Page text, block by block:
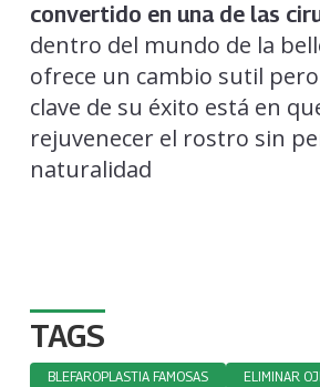
convertido en una de las
dentro del mundo de la
ofrece un cambio sutil
clave de su éxito está en
rejuvenecer el rostro sin
naturalidad
TAGS
BLEFAROPLASTIA FAMOSAS
ELIMINAR